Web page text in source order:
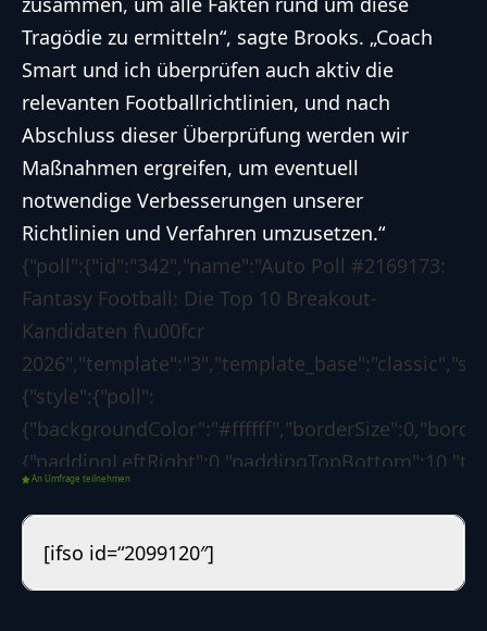
Tragödie zu ermitteln“, sagte Brooks. „Coach
Smart und ich überprüfen auch aktiv die
relevanten Footballrichtlinien, und nach
Abschluss dieser Überprüfung werden wir
Maßnahmen ergreifen, um eventuell
notwendige Verbesserungen unserer
Richtlinien und Verfahren umzusetzen.“
{"poll":{"id":"342","name":"Auto Poll #2169173:
Fantasy Football: Die Top 10 Breakout-
Kandidaten f\u00fcr
{"style":{"poll":
[]},"options":{"poll":
An Umfrage teilnehmen
[ifso id=“2099120″]